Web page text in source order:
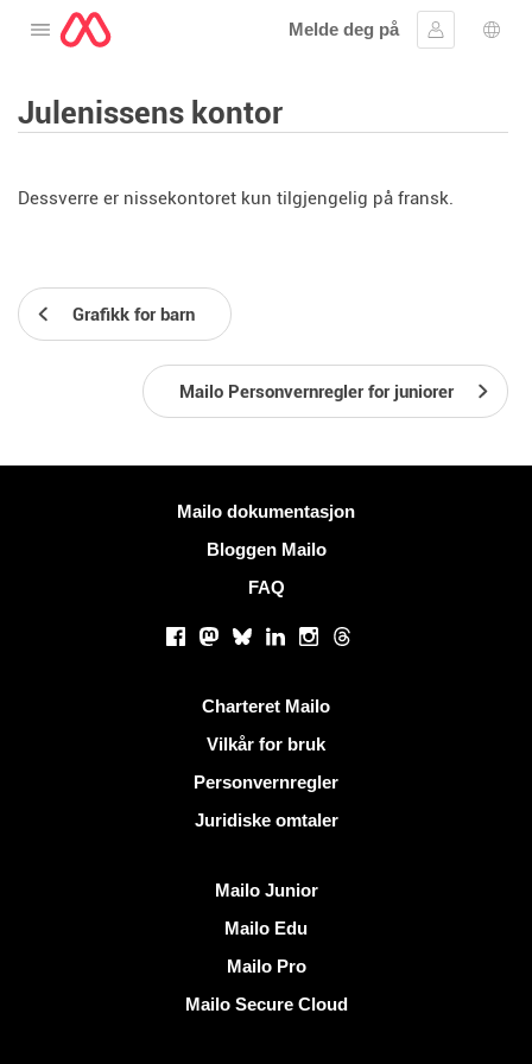
Åpne menyen
Melde deg på
Logg inn
Julenissens kontor
Dessverre er nissekontoret kun tilgjengelig på fransk.
Grafikk for barn
Mailo Personvernregler for juniorer
Mailo dokumentasjon
Bloggen Mailo
FAQ
Facebook
Mastodon
BlueskyLinkedInInstagram
Threads
Charteret Mailo
Vilkår for bruk
Personvernregler
Juridiske omtaler
Mailo Junior
Mailo Edu
Mailo Pro
Mailo Secure Cloud